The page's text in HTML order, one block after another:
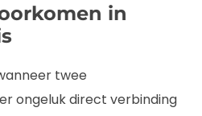
in
twee
ongeluk direct verbinding